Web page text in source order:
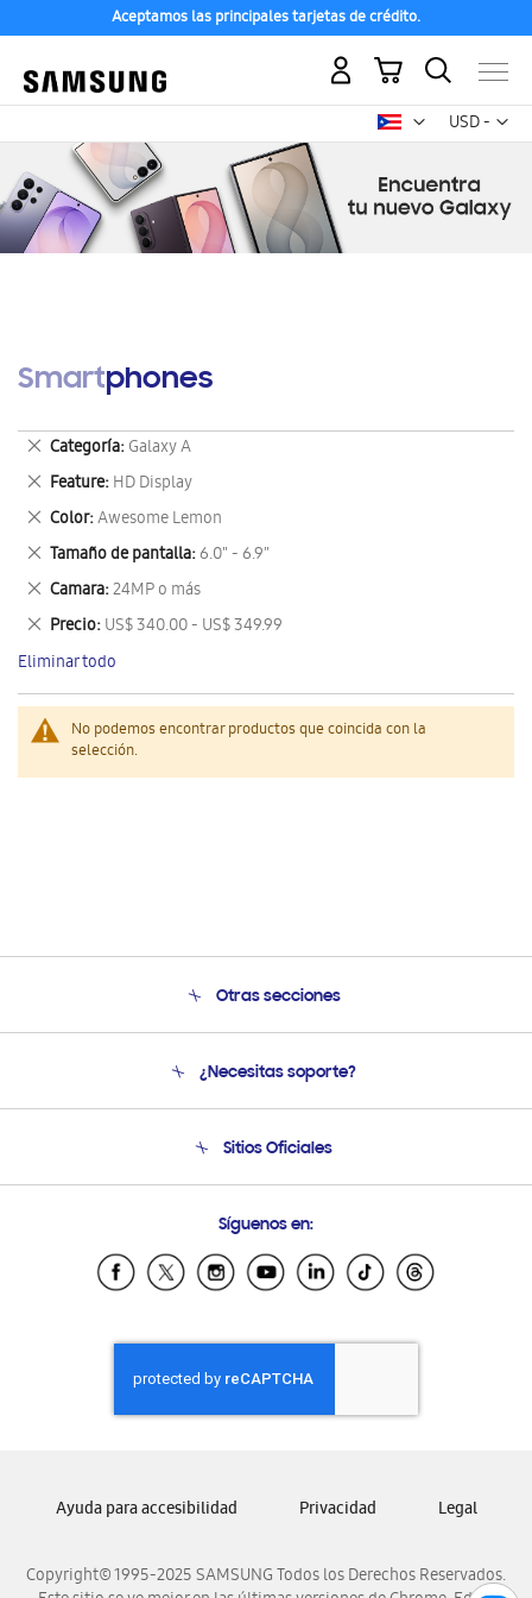
Aceptamos las principales tarjetas de crédito.
USD -
dólar
Mi carrito
Smartphones
No podemos encontrar productos que coincida con la
selección.
Categoría Galaxy A
Eliminar
este
artículo
Feature HD Display
Eliminar
este
artículo
Color Awesome Lemon
Eliminar
este
artículo
Tamaño de pantalla 6.0" - 6.9"
Eliminar
este
artículo
Camara 24MP o más
Eliminar
este
artículo
Precio US$ 340.00 - US$ 349.99
Eliminar
este
artículo
Eliminar todo
Otras secciones
Soporte
Condiciones de Compra
¿Necesitas soporte?
Soporte vía eMail
Sitios Oficiales
Samsung Ecuador
Samsung El Salvador
Samsung Honduras
Samsung Nicaragua
Samsung Panamá
Samsung Venezuela
Síguenos en:
Copyright© 1995-2025 SAMSUNG Todos los Derechos Reservados.
Ayuda para accesibilidad Privacidad Legal